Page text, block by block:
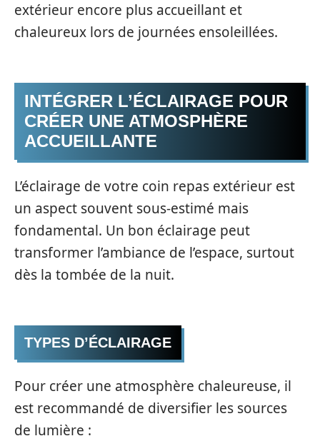
extérieur encore plus accueillant et
chaleureux lors de journées ensoleillées.
INTÉGRER L’ÉCLAIRAGE POUR
CRÉER UNE ATMOSPHÈRE
ACCUEILLANTE
L’éclairage de votre coin repas extérieur est
un aspect souvent sous-estimé mais
fondamental. Un bon éclairage peut
transformer l’ambiance de l’espace, surtout
dès la tombée de la nuit.
TYPES D’ÉCLAIRAGE
Pour créer une atmosphère chaleureuse, il
est recommandé de diversifier les sources
de lumière :